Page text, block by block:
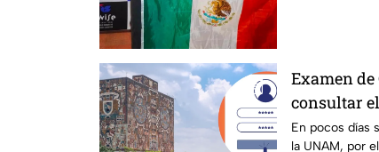
Examen
consultar
En pocos días
la UNAM, por